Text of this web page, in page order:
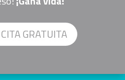
GRATUITA